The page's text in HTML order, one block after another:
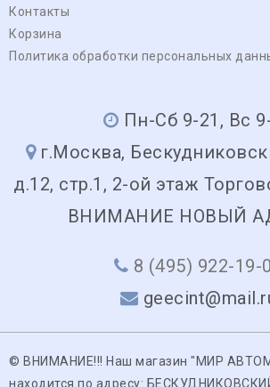
Контакты
Корзина
Политика обработки персональных
Пн-Сб 9-21, Вс
г.Москва,
д.12, стр.1, 2-ой этаж
ВНИМАНИЕ НОВЫЙ
8 (495) 922-19-
© ВНИМАНИЕ!!! Наш магазин "МИР
находится по адресу: